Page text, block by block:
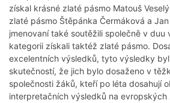
získal krásné zlaté pásmo Matouš
zlaté pásmo Štěpánka Čermáková a
jmenovaní také soutěžili společně v duu
kategorii získali taktéž zlaté pásmo.
excelentních výsledků, tyto výsledky
skutečností, že jich bylo dosaženo v
společnosti žáků, kteří po léta dosahují
interpretačních výsledků na